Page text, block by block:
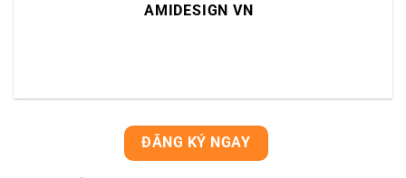
AMIDESIGN VN
ĐĂNG KÝ NGAY